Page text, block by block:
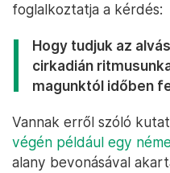
foglalkoztatja a kérdés:
Hogy tudjuk az
cirkadián
magunktól időben
Vannak erről szóló
végén például egy
alany bevonásával